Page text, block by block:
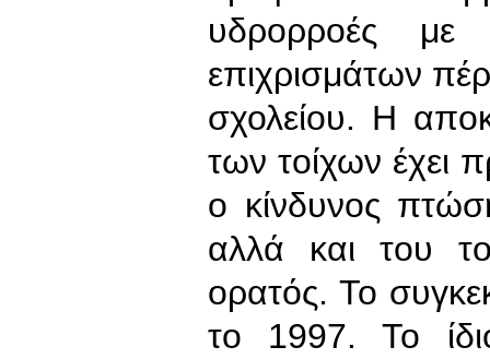
υδρορροές
επιχρισμάτων
σχολείου. Η
των τοίχων έχει
ο κίνδυνος
αλλά και του
ορατός. Το
το 1997. Το